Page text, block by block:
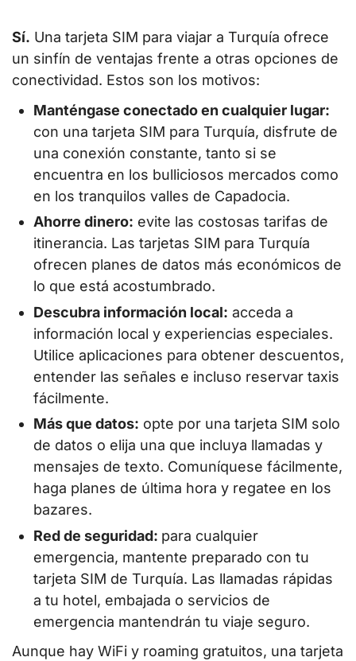
Sí. Una tarjeta SIM para viajar a Turquía ofrece
un sinfín de ventajas frente a otras opciones de
conectividad. Estos son los motivos:
Manténgase conectado en cualquier lugar:
con una tarjeta SIM para Turquía, disfrute de
una conexión constante, tanto si se
encuentra en los bulliciosos mercados como
en los tranquilos valles de Capadocia.
Ahorre dinero: evite las costosas tarifas de
itinerancia. Las tarjetas SIM para Turquía
ofrecen planes de datos más económicos de
lo que está acostumbrado.
Descubra información local: acceda a
información local y experiencias especiales.
Utilice aplicaciones para obtener descuentos,
entender las señales e incluso reservar taxis
fácilmente.
Más que datos: opte por una tarjeta SIM solo
de datos o elija una que incluya llamadas y
mensajes de texto. Comuníquese fácilmente,
haga planes de última hora y regatee en los
bazares.
Red de seguridad: para cualquier
emergencia, mantente preparado con tu
tarjeta SIM de Turquía. Las llamadas rápidas
a tu hotel, embajada o servicios de
emergencia mantendrán tu viaje seguro.
Aunque hay WiFi y roaming gratuitos, una tarjeta